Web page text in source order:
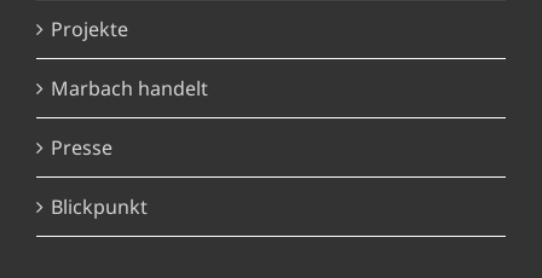
Projekte
Marbach handelt
Presse
Blickpunkt